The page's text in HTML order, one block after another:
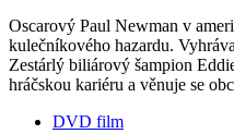
Oscarový Paul Newman v
kulečníkového hazardu.
Zestárlý biliárový šampion
hráčskou kariéru a věnuje se
DVD film